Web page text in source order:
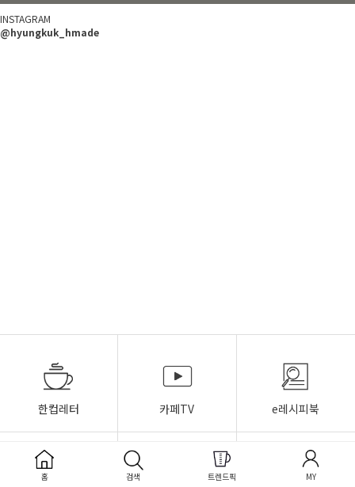
INSTAGRAM
@hyungkuk_hmade
한컵레터 카페TV e레시피북
홈 검색 트렌드픽 MY